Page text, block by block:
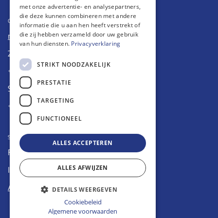
CONTACT
nl-support@drive4joy.nl
24/7 Alarmcentrale Ongeval en Pechhulp
+31(0)20-8512294
Schade melden
+31(0)88-2012680
SOCIAL MEDIA
Facebook
Instagram
Abonneer op onze nieuwsbrief
met onze advertentie- en analysepartners,
die deze kunnen combineren met andere
informatie die u aan hen heeft verstrekt of
die zij hebben verzameld door uw gebruik
van hun diensten. Privacyverklaring
STRIKT NOODZAKELIJK
PRESTATIE
TARGETING
FUNCTIONEEL
ALLES ACCEPTEREN
ALLES AFWIJZEN
DETAILS WEERGEVEN
Cookiebeleid
Algemene voorwaarden